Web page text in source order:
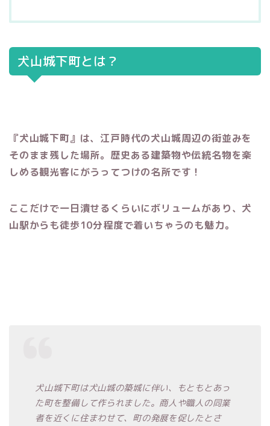
犬山城下町とは？
『犬山城下町』は、江戸時代の犬山城周辺の街並みを
そのまま残した場所。歴史ある建築物や伝統名物を楽
しめる観光客にがうってつけの名所です！
ここだけで一日潰せるくらいにボリュームがあり、犬
山駅からも徒歩10分程度で着いちゃうのも魅力。
犬山城下町は犬山城の築城に伴い、もともとあっ
た町を整備して作られました。商人や職人の同業
者を近くに住まわせて、町の発展を促したとさ